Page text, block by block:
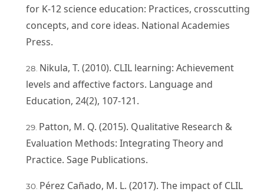
for K-12 science education: Practices, crosscutting
concepts, and core ideas. National Academies
Press.
Nikula, T. (2010). CLIL learning: Achievement
levels and affective factors. Language and
Education, 24(2), 107-121.
Patton, M. Q. (2015). Qualitative Research &
Evaluation Methods: Integrating Theory and
Practice. Sage Publications.
Pérez Cañado, M. L. (2017). The impact of CLIL